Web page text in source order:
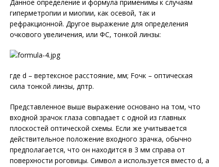
Данное определение и формула применимы к случаям
гиперметропии и миопии, как осевой, так и
рефракционной. Другое выражение для определения
очкового увеличения, или ФС, тонкой линзы:
где d – вертексное расстояние, мм; Fочк – оптическая
сила тонкой линзы, дптр.
Представленное выше выражение основано на том, что
входной зрачок глаза совпадает с одной из главных
плоскостей оптической схемы. Если же учитывается
действительное положение входного зрачка, обычно
предполагается, что он находится в 3 мм справа от
поверхности роговицы. Символ a используется вместо d, a